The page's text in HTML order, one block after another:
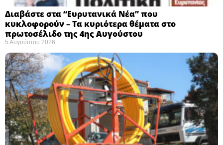
Διαβάστε στα “Ευρυτανικά Νέα” που
κυκλοφορούν – Τα κυριότερα θέματα στο
πρωτοσέλιδο της 4ης Αυγούστου
5 Αυγούστου 2026